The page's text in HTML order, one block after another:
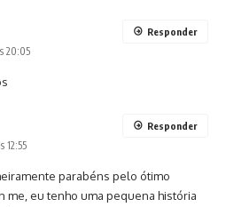
20:05
Responder
12:55
parabéns pelo ótimo
me, eu tenho uma pequena história
Responder